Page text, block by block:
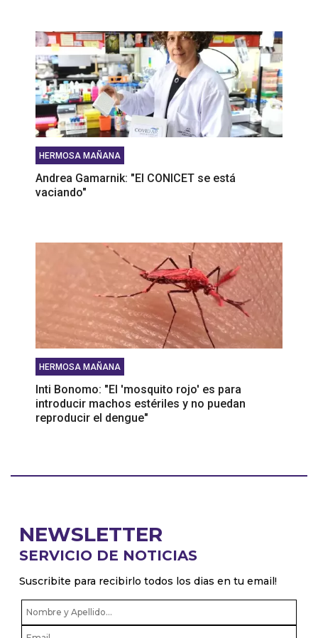
HERMOSA MAÑANA
Andrea Gamarnik: "El CONICET se está
vaciando"
HERMOSA MAÑANA
Inti Bonomo: "El 'mosquito rojo' es para
introducir machos estériles y no puedan
reproducir el dengue"
NEWSLETTER
SERVICIO DE NOTICIAS
Suscribite para recibirlo todos los dias en tu email!